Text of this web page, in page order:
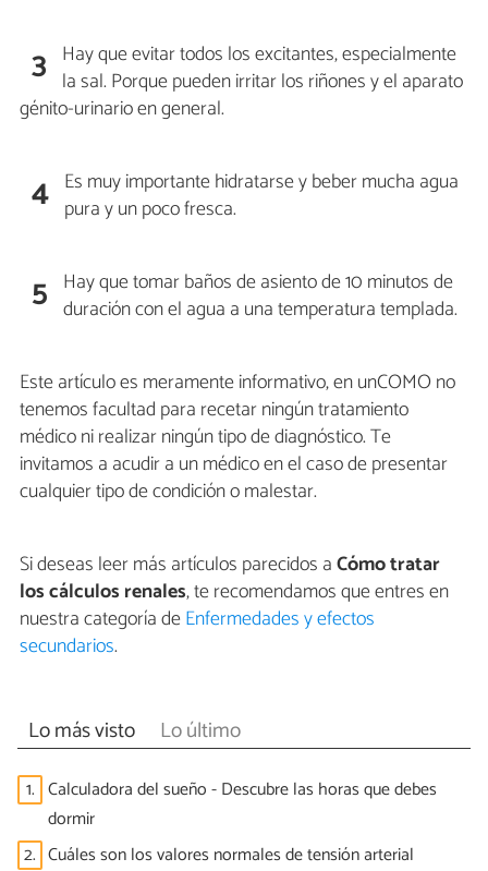
3 Hay que evitar todos los excitantes, especialmente
la sal. Porque pueden irritar los riñones y el aparato
génito-urinario en general.
4 Es muy importante hidratarse y beber mucha agua
pura y un poco fresca.
5 Hay que tomar baños de asiento de 10 minutos de
duración con el agua a una temperatura templada.
Este artículo es meramente informativo, en unCOMO no
tenemos facultad para recetar ningún tratamiento
médico ni realizar ningún tipo de diagnóstico. Te
invitamos a acudir a un médico en el caso de presentar
cualquier tipo de condición o malestar.
Si deseas leer más artículos parecidos aCómo tratar
los cálculos renales, te recomendamos que entres en
nuestra categoría deEnfermedades y efectos
secundarios.
Lo más visto Lo último
1. Calculadora del sueño - Descubre las horas que debes
dormir
2. Cuáles son los valores normales de tensión arterial